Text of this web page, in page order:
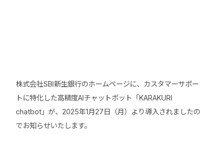
株式会社SBI新生銀行のホームページに、カスタマーサポー
トに特化した高精度AIチャットボット「KARAKURI
chatbot」が、2025年1月27日（月）より導入されましたの
でお知らせいたします。